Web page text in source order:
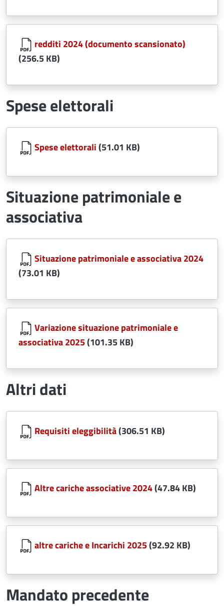
Document
redditi 2024 (documento scansionato)
(256.5 KB)
Spese elettorali
Document
Spese elettorali(51.01 KB)
Situazione patrimoniale e
associativa
Document
Situazione patrimoniale e associativa 2024
(73.01 KB)
Document
Variazione situazione patrimoniale e
associativa 2025(101.35 KB)
Altri dati
Document
Requisiti eleggibilità(306.51 KB)
Document
Altre cariche associative 2024(47.84 KB)
Document
altre cariche e Incarichi 2025(92.92 KB)
Mandato precedente